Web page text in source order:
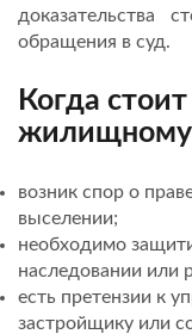
доказательства
обращения в суд.
Когда
жилищному
возник спор о
выселении;
необходимо
наследовании или
есть претензии к
застройщику или